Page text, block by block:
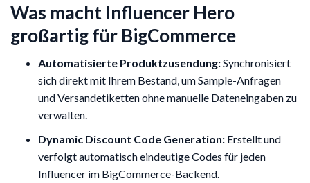
Was macht Influencer Hero
großartig für BigCommerce
Automatisierte Produktzusendung:Synchronisiert
sich direkt mit Ihrem Bestand, um Sample-Anfragen
und Versandetiketten ohne manuelle Dateneingaben zu
verwalten.
Dynamic Discount Code Generation: Erstellt und
verfolgt automatisch eindeutige Codes für jeden
Influencer im BigCommerce-Backend.